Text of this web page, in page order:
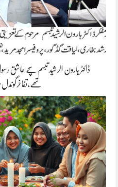
ڈاکٹر ہارون الرشید تبسم سچے عاشق